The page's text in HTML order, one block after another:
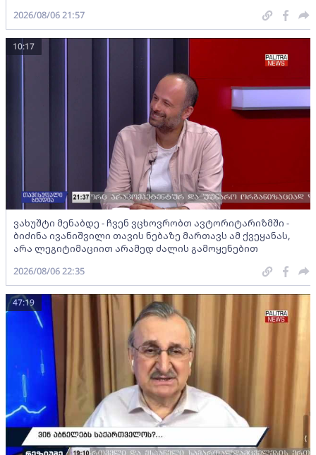
2026/08/06 21:57
ვახუშტი მენაბდე - ჩვენ ვცხოვრობთ ავტორიტარიზმში -
ბიძინა ივანიშვილი თავის ნებაზე მართავს ამ ქვეყანას,
არა ლეგიტიმაციით არამედ ძალის გამოყენებით
10:17
2026/08/06 22:35
47:19